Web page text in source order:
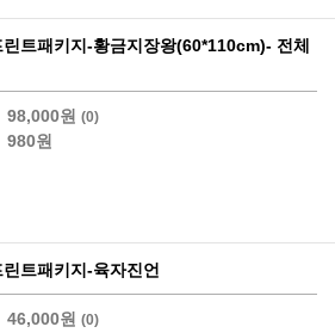
트패키지-황금지장왕(60*110cm)- 전체
98,000원 (0)
980원
트패키지-육자진언
46,000원 (0)